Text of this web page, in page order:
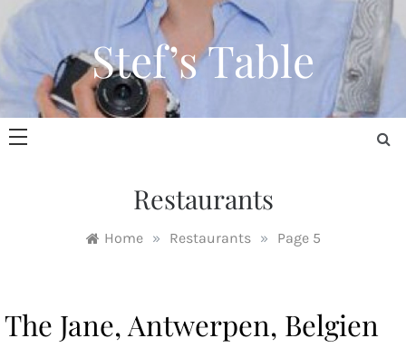
Skip
content
Stef’s Table
Restaurants
Home » Restaurants » Page 5
The Jane, Antwerpen, Belgien